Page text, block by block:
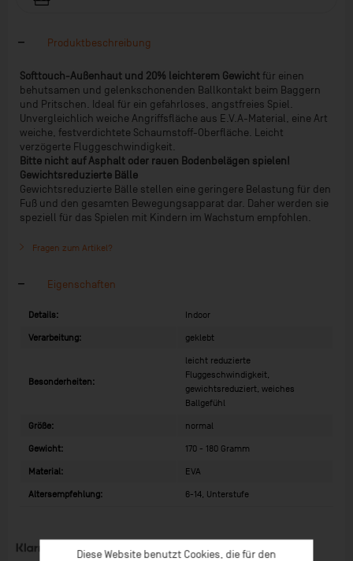
Produktbeschreibung
Softtouch-Außenhaut und 20% leichterem Gewicht für einen
behutsamen und gelenkschonenden Ballkontakt beim Baggern
und Pritschen. Ideal für ein gefahrloses, angstfreies Spiel.
Unvergleichlich weiche Angriffsfläche aus E.V.A-Material, eine Art
weiche, festverdichtete Schaumstoff-Oberfläche. Leicht
verzögerte Fluggeschwindigkeit.
Bitte nicht auf Asphalt oder rauen Bodenbelägen spielen!
Gewichtsreduzierte Bälle
Gewichtsreduzierte Bälle stellen eine geringere Belastung für den
Fuß und den gesamten Bewegungsapparat dar. Daher werden sie
speziell für das Spielen mit Kindern im Wachstum empfohlen.
Fragen zum Artikel?
Eigenschaften
Details: Indoor
Verarbeitung: geklebt
Besonderheiten:
leicht reduzierte
Fluggeschwindigkeit,
gewichtsreduziert, weiches
Ballgefühl
Größe: normal
Gewicht: 170 - 180 Gramm
Material: EVA
Altersempfehlung: 6-14, Unterstufe
Diese Website benutzt Cookies, die für den